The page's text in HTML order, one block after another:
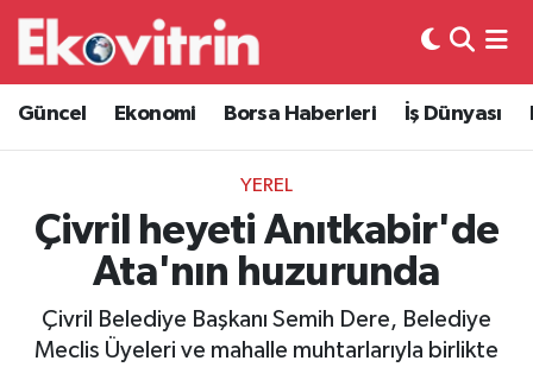
Güncel Ekonomi Borsa Haberleri İş Dünyası
YEREL
Çivril heyeti Anıtkabir'de
Ata'nın huzurunda
Çivril Belediye Başkanı Semih Dere, Belediye
Meclis Üyeleri ve mahalle muhtarlarıyla birlikte
Güncel
Ekonomi
Borsa Haberleri
İş Dünyası
Lojistik
Hava Durumu
Trafik Durumu
Süper Lig Puan Durumu ve Fikstür
Tüm Manşetler
Son Dakika Haberleri